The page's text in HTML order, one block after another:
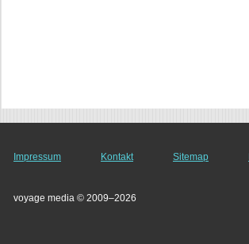
Impressum Kontakt Sitemap
voyage media © 2009–2026